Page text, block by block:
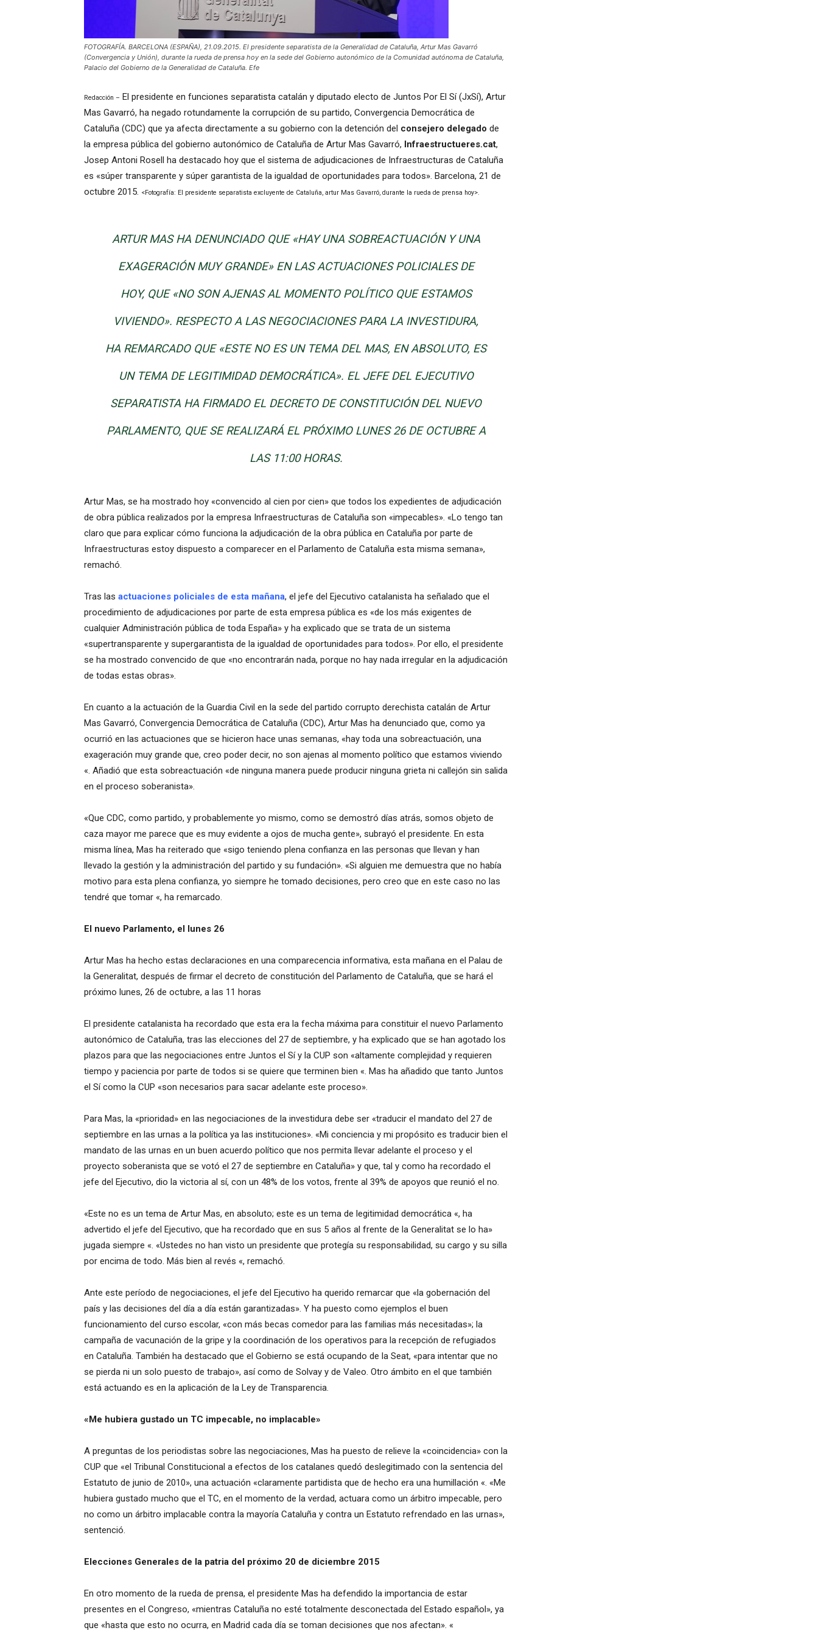
FOTOGRAFÍA. BARCELONA (ESPAÑA), 21.09.2015. El presidente separatista de la Generalidad de Cataluña, Artur Mas Gavarró
(Convergencia y Unión), durante la rueda de prensa hoy en la sede del Gobierno autonómico de la Comunidad autónoma de Cataluña,
Palacio del Gobierno de la Generalidad de Cataluña. Efe
Redacción – El presidente en funciones separatista catalán y diputado electo de Juntos Por El Sí (JxSí), Artur
Mas Gavarró, ha negado rotundamente la corrupción de su partido, Convergencia Democrática de
Cataluña (CDC) que ya afecta directamente a su gobierno con la detención del consejero delegado de
la empresa pública del gobierno autonómico de Cataluña de Artur Mas Gavarró, Infraestructueres.cat,
Josep Antoni Rosell ha destacado hoy que el sistema de adjudicaciones de Infraestructuras de Cataluña
es «súper transparente y súper garantista de la igualdad de oportunidades para todos». Barcelona, 21 de
octubre 2015. <Fotografía: El presidente separatista excluyente de Cataluña, artur Mas Gavarró, durante la rueda de prensa hoy>.
ARTUR MAS HA DENUNCIADO QUE «HAY UNA SOBREACTUACIÓN Y UNA
EXAGERACIÓN MUY GRANDE» EN LASACTUACIONES POLICIALES DE
HOY, QUE «NO SON AJENAS AL MOMENTO POLÍTICO QUE ESTAMOS
VIVIENDO». RESPECTO A LAS NEGOCIACIONES PARA LA INVESTIDURA,
HA REMARCADO QUE «ESTE NO ES UN TEMA DEL MAS, EN ABSOLUTO, ES
UN TEMA DE LEGITIMIDAD DEMOCRÁTICA». EL JEFE DEL EJECUTIVO
SEPARATISTA HA FIRMADO EL DECRETO DE CONSTITUCIÓN DEL NUEVO
PARLAMENTO, QUE SE REALIZARÁ EL PRÓXIMO LUNES 26 DE OCTUBRE A
LAS 11:00 HORAS.
Artur Mas, se ha mostrado hoy «convencido al cien por cien» que todos los expedientes de adjudicación
de obra pública realizados por la empresa Infraestructuras de Cataluña son «impecables». «Lo tengo tan
claro que para explicar cómo funciona la adjudicación de la obra pública en Cataluña por parte de
Infraestructuras estoy dispuesto a comparecer en el Parlamento de Cataluña esta misma semana»,
remachó.
Tras las actuaciones policiales de esta mañana, el jefe del Ejecutivo catalanista ha señalado que el
procedimiento de adjudicaciones por parte de esta empresa pública es «de los más exigentes de
cualquier Administración pública de toda España» y ha explicado que se trata de un sistema
«supertransparente y supergarantista de la igualdad de oportunidades para todos». Por ello, el presidente
se ha mostrado convencido de que «no encontrarán nada, porque no hay nada irregular en la adjudicación
de todas estas obras».
En cuanto a la actuación de la Guardia Civil en la sede del partido corrupto derechista catalán de Artur
Mas Gavarró, Convergencia Democrática de Cataluña (CDC), Artur Mas ha denunciado que, como ya
ocurrió en las actuaciones que se hicieron hace unas semanas, «hay toda una sobreactuación, una
exageración muy grande que, creo poder decir, no son ajenas al momento político que estamos viviendo
«. Añadió que esta sobreactuación «de ninguna manera puede producir ninguna grieta ni callejón sin salida
en el proceso soberanista».
«Que CDC, como partido, y probablemente yo mismo, como se demostró días atrás, somos objeto de
caza mayor me parece que es muy evidente a ojos de mucha gente», subrayó el presidente. En esta
misma línea, Mas ha reiterado que «sigo teniendo plena confianza en las personas que llevan y han
llevado la gestión y la administración del partido y su fundación». «Si alguien me demuestra que no había
motivo para esta plena confianza, yo siempre he tomado decisiones, pero creo que en este caso no las
tendré que tomar «, ha remarcado.
El nuevo Parlamento, el lunes 26
Artur Mas ha hecho estas declaraciones en una comparecencia informativa, esta mañana en el Palau de
la Generalitat, después de firmar el decreto de constitución del Parlamento de Cataluña, que se hará el
próximo lunes, 26 de octubre, a las 11 horas
El presidente catalanista ha recordado que esta era la fecha máxima para constituir el nuevo Parlamento
autonómico de Cataluña, tras las elecciones del 27 de septiembre, y ha explicado que se han agotado los
plazos para que las negociaciones entre Juntos el Sí y la CUP son «altamente complejidad y requieren
tiempo y paciencia por parte de todos si se quiere que terminen bien «. Mas ha añadido que tanto Juntos
el Sí como la CUP «son necesarios para sacar adelante este proceso».
Para Mas, la «prioridad» en las negociaciones de la investidura debe ser «traducir el mandato del 27 de
septiembre en las urnas a la política ya las instituciones». «Mi conciencia y mi propósito es traducir bien el
mandato de las urnas en un buen acuerdo político que nos permita llevar adelante el proceso y el
proyecto soberanista que se votó el 27 de septiembre en Cataluña» y que, tal y como ha recordado el
jefe del Ejecutivo, dio la victoria al sí, con un 48% de los votos, frente al 39% de apoyos que reunió el no.
«Este no es un tema de Artur Mas, en absoluto; este es un tema de legitimidad democrática «, ha
advertido el jefe del Ejecutivo, que ha recordado que en sus 5 años al frente de la Generalitat se lo ha»
jugada siempre «. «Ustedes no han visto un presidente que protegía su responsabilidad, su cargo y su silla
por encima de todo. Más bien al revés «, remachó.
Ante este período de negociaciones, el jefe del Ejecutivo ha querido remarcar que «la gobernación del
país y las decisiones del día a día están garantizadas». Y ha puesto como ejemplos el buen
funcionamiento del curso escolar, «con más becas comedor para las familias más necesitadas»; la
campaña de vacunación de la gripe y la coordinación de los operativos para la recepción de refugiados
en Cataluña. También ha destacado que el Gobierno se está ocupando de la Seat, «para intentar que no
se pierda ni un solo puesto de trabajo», así como de Solvay y de Valeo. Otro ámbito en el que también
está actuando es en la aplicación de la Ley de Transparencia.
«Me hubiera gustado un TC impecable, no implacable»
A preguntas de los periodistas sobre las negociaciones, Mas ha puesto de relieve la «coincidencia» con la
CUP que «el Tribunal Constitucional a efectos de los catalanes quedó deslegitimado con la sentencia del
Estatuto de junio de 2010», una actuación «claramente partidista que de hecho era una humillación «. «Me
hubiera gustado mucho que el TC, en el momento de la verdad, actuara como un árbitro impecable, pero
no como un árbitro implacable contra la mayoría Cataluña y contra un Estatuto refrendado en las urnas»,
sentenció.
Elecciones Generales de la patria del próximo 20 de diciembre 2015
En otro momento de la rueda de prensa, el presidente Mas ha defendido la importancia de estar
presentes en el Congreso, «mientras Cataluña no esté totalmente desconectada del Estado español», ya
que «hasta que esto no ocurra, en Madrid cada día se toman decisiones que nos afectan». «